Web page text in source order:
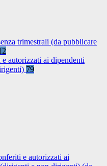
trimestrali (da pubblicare
autorizzati ai dipendenti
79
e autorizzati ai